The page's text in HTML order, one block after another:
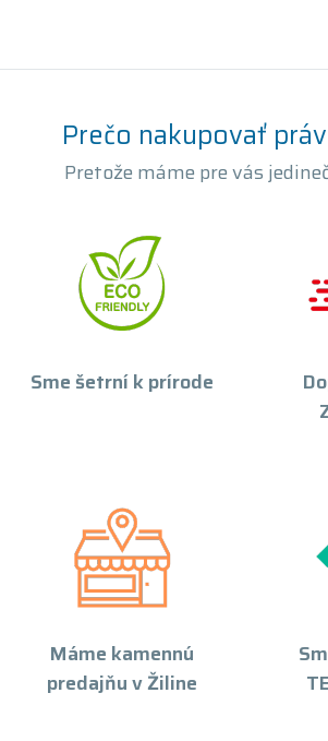
Prečo nakupovať
Pretože máme pre vás
Sme šetrní k prírode
Máme kamennú
predajňu v Žiline